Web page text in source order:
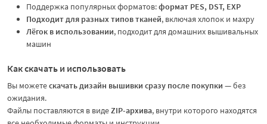
Поддержка популярных форматов:формат PES, DST, EXP
Подходит для разных типов тканей, включая хлопок и махру
Лёгок в использовании, подходит для домашних вышивальных
машин
Как скачать и использовать
Вы можетескачать дизайн вышивки сразу после покупки — без
ожидания.
Файлы поставляются в видеZIP-архива, внутри которого находятся